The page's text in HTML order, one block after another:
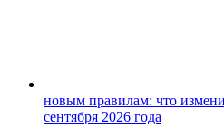
новым правилам: что
сентября 2026 года